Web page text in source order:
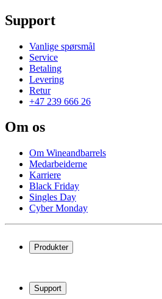
Support
Vanlige spørsmål
Service
Betaling
Levering
Retur
+47 239 666 26
Om os
Om Wineandbarrels
Medarbeiderne
Karriere
Black Friday
Singles Day
Cyber Monday
Produkter
Vinstativ
Vinmøbler
Support